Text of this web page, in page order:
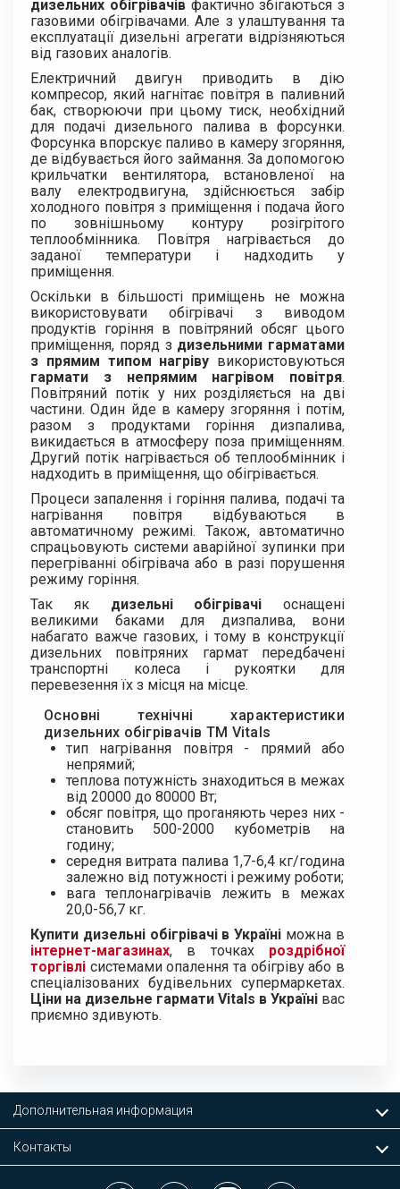
дизельних обігрівачівфактично збігаються з
газовими обігрівачами. Але з улаштування та
експлуатації дизельні агрегати відрізняються
від газових аналогів.
Електричний двигун приводить в дію
компресор, який нагнітає повітря в паливний
бак, створюючи при цьому тиск, необхідний
для подачі дизельного палива в форсунки.
Форсунка впорскує паливо в камеру згоряння,
де відбувається його займання. За допомогою
крильчатки вентилятора, встановленої на
валу електродвигуна, здійснюється забір
холодного повітря з приміщення і подача його
по зовнішньому контуру розігрітого
теплообмінника. Повітря нагрівається до
заданої температури і надходить у
приміщення.
Оскільки в більшості приміщень не можна
використовувати обігрівачі з виводом
продуктів горіння в повітряний обсяг цього
приміщення, поряд з дизельними гарматами
з прямим типом нагріву використовуються
гармати з непрямим нагрівом повітря.
Повітряний потік у них розділяється на дві
частини. Один йде в камеру згоряння і потім,
разом з продуктами горіння дизпалива,
викидається в атмосферу поза приміщенням.
Другий потік нагрівається об теплообмінник і
надходить в приміщення, що обігрівається.
Процеси запалення і горіння палива, подачі та
нагрівання повітря відбуваються в
автоматичному режимі. Також, автоматично
спрацьовують системи аварійної зупинки при
перегріванні обігрівача або в разі порушення
режиму горіння.
Так як дизельні обігрівачі оснащені
великими баками для дизпалива, вони
набагато важче газових, і тому в конструкції
дизельних повітряних гармат передбачені
транспортні колеса і рукоятки для
перевезення їх з місця на місце.
Основні технічні характеристики
дизельних обігрівачів ТМ Vitals
тип нагрівання повітря - прямий або
непрямий;
теплова потужність знаходиться в межах
від 20000 до 80000 Вт;
обсяг повітря, що проганяють через них -
становить 500-2000 кубометрів на
годину;
середня витрата палива 1,7-6,4 кг/година
залежно від потужності і режиму роботи;
вага теплонагрівачів лежить в межах
20,0-56,7 кг.
Купити дизельні обігрівачі в Україні можна в
інтернет-магазинах, в точках роздрібної
торгівлі системами опалення та обігріву або в
спеціалізованих будівельних супермаркетах.
Ціни на дизельне гармати Vitals в Україні вас
приємно здивують.
Дополнительная информация
Контакты